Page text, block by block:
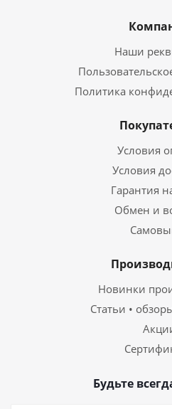
Наши
Политика
Условия
Условия
Гарантия
Обмен и
Новинки
Статьи •
Будьте